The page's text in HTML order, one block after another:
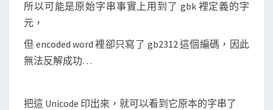
所以可能是原始字串事實上用到了 gbk 裡定義的字
元，
但 encoded word 裡卻只寫了 gb2312 這個編碼，因此
無法反解成功…
把這 Unicode 印出來，就可以看到它原本的字串了